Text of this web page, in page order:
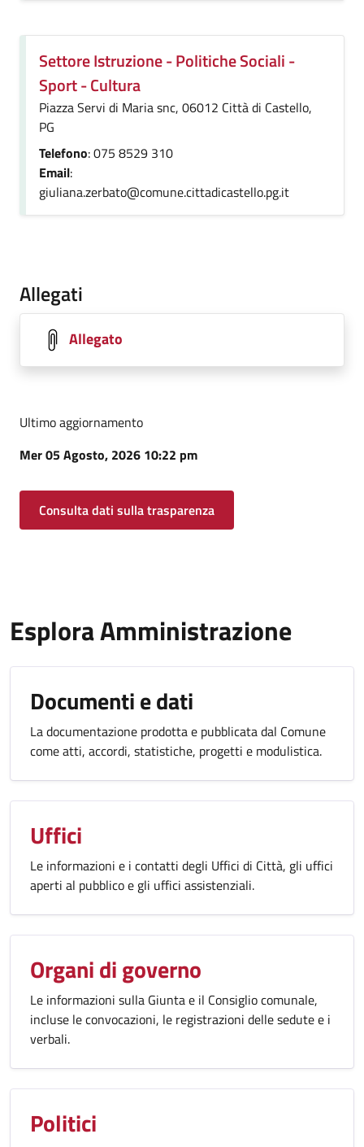
Settore Istruzione - Politiche Sociali -
Sport - Cultura
Piazza Servi di Maria snc, 06012 Città di Castello,
PG
Telefono: 075 8529 310
Email:
giuliana.zerbato@comune.cittadicastello.pg.it
Allegati
Allegato
Ultimo aggiornamento
Mer 05 Agosto, 2026 10:22 pm
Consulta dati sulla trasparenza
Esplora Amministrazione
Documenti e dati
La documentazione prodotta e pubblicata dal Comune
come atti, accordi, statistiche, progetti e modulistica.
Uffici
Le informazioni e i contatti degli Uffici di Città, gli uffici
aperti al pubblico e gli uffici assistenziali.
Organi di governo
Le informazioni sulla Giunta e il Consiglio comunale,
incluse le convocazioni, le registrazioni delle sedute e i
verbali.
Politici